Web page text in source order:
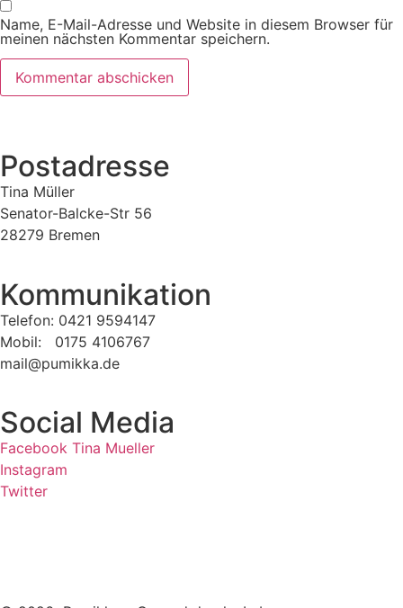
Name, E-Mail-Adresse und Website in diesem Browser für
meinen nächsten Kommentar speichern.
Postadresse
Tina Müller
Senator-Balcke-Str 56
28279 Bremen
Kommunikation
Telefon: 0421 9594147
Mobil: 0175 4106767
mail@pumikka.de
Social Media
Facebook Tina Mueller
Instagram
Twitter